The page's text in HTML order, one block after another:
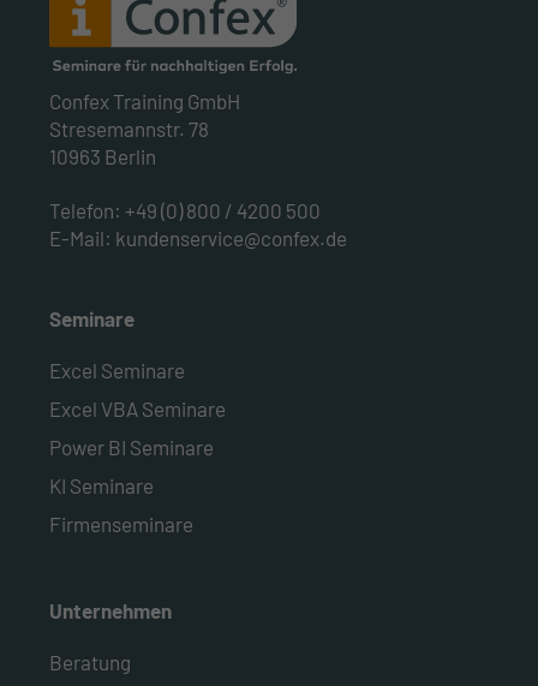
Confex Training GmbH
Stresemannstr. 78
10963 Berlin
Telefon: +49 (0) 800 / 4200 500
E-Mail: kundenservice@confex.de
Seminare
Excel Seminare
Excel VBA Seminare
Power BI Seminare
KI Seminare
Firmenseminare
Unternehmen
Beratung